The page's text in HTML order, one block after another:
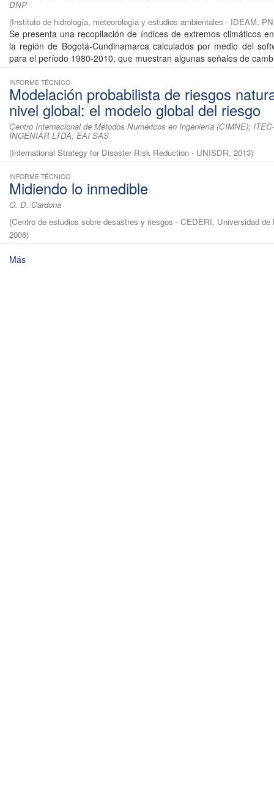
DNP
(Instituto de hidrología, meteorología y estudios ambientales - IDEAM,
Se presenta una recopilación de índices de extremos climáticos
la región de Bogotá-Cundinamarca calculados por medio del
para el período 1980-2010, que muestran algunas señales de
INFORME TÉCNICO
Modelación probabilista de riesgos
nivel global: el modelo global del riesgo
Centro Internacional de Métodos Numéricos en Ingeniería (CIMNE);
INGENIAR LTDA; EAI SAS
(International Strategy for Disaster Risk Reduction - UNISDR, 2013)
INFORME TÉCNICO
Midiendo lo inmedible
O. D. Cardona
(Centro de estudios sobre desastres y riesgos - CEDERI, Universidad de
2006)
Más